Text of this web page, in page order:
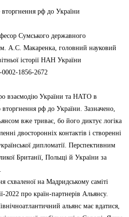
рф до України
Сумського державного
ім. А.С. Макаренка, головний науковий
історії НАН України
1856-2672
взаємодію України та НАТО в
рф до України. Зазначено,
вже триває, бо його диктує логіка
двосторонніх контактів і створенні
дипломатії. Перспективним
Британії, Польщі й України за
схваленої на Мадридському саміті
2022 про країн-партнерів Альянсу.
альянс має вдатися,